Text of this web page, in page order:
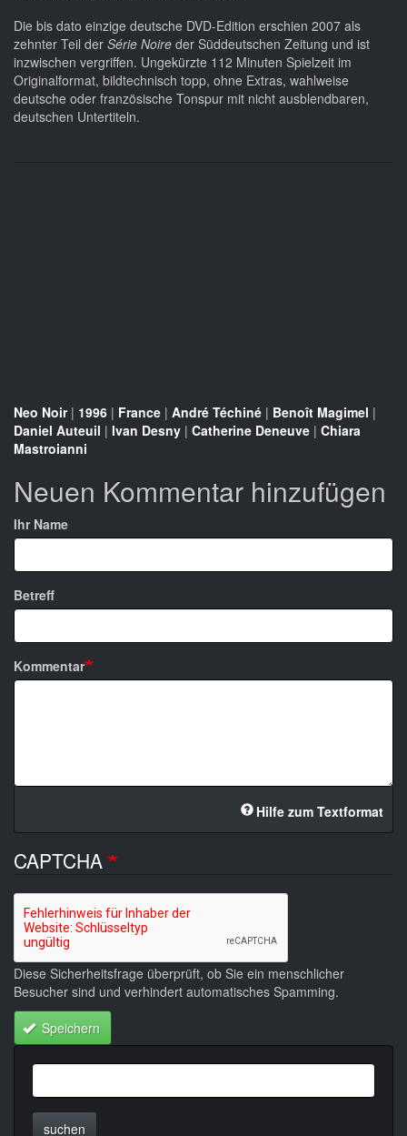
Die bis dato einzige deutsche DVD-Edition erschien 2007 als
zehnter Teil der Série Noire der Süddeutschen Zeitung und ist
inzwischen vergriffen. Ungekürzte 112 Minuten Spielzeit im
Originalformat, bildtechnisch topp, ohne Extras, wahlweise
deutsche oder französische Tonspur mit nicht ausblendbaren,
deutschen Untertiteln.
Neo Noir| 1996 | France | André Téchiné | Benoît Magimel |
Daniel Auteuil | Ivan Desny | Catherine Deneuve | Chiara
Mastroianni
Neuen Kommentar hinzufügen
Ihr Name
Betreff
Kommentar
Hilfe zum Textformat
CAPTCHA
Diese Sicherheitsfrage überprüft, ob Sie ein menschlicher
Besucher sind und verhindert automatisches Spamming.
Speichern
suchen